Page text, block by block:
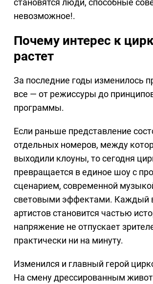
становятся люди, способные
невозможное!.
Почему интерес к
растет
За последние годы изменилось
все — от режиссуры до
программы.
Если раньше представление
отдельных номеров, между
выходили клоуны, то сегодня
превращается в единое шоу с
сценарием, современной
световыми эффектами. Каждый
артистов становится частью
напряжение не отпускает
практически ни на минуту.
Изменился и главный герой
На смену дрессированным